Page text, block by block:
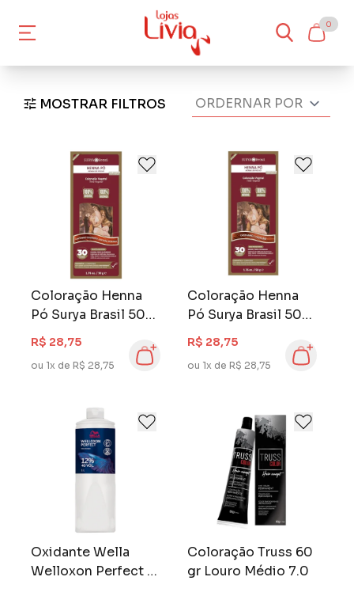
0
MOSTRAR FILTROS
Coloração Henna
Pó Surya Brasil 50
gr Castanho
Dourado
R$ 28,75
ou 1x de R$ 28,75
Coloração Henna
Pó Surya Brasil 50
gr Castanho
R$ 28,75
ou 1x de R$ 28,75
Oxidante Wella
Welloxon Perfect 1
Coloração Truss 60
gr Louro Médio 7.0